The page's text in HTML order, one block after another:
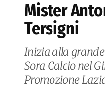
Mister
Tersigni
Inizia alla
Sora Calcio nel
Promozione